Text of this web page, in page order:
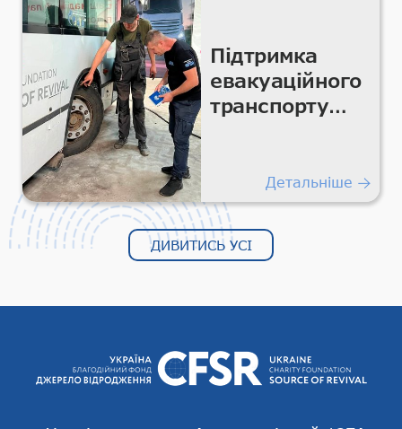
Підтримка
евакуаційного
транспорту
перевезень
Детальніше
ДИВИТИСЬ УСІ